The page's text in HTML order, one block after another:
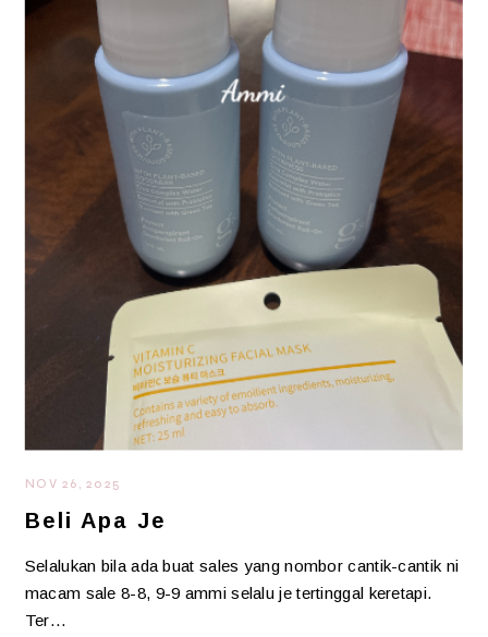
NOV 26, 2025
Beli Apa Je
Selalukan bila ada buat sales yang nombor cantik-cantik ni
macam sale 8-8, 9-9 ammi selalu je tertinggal keretapi.
Ter…